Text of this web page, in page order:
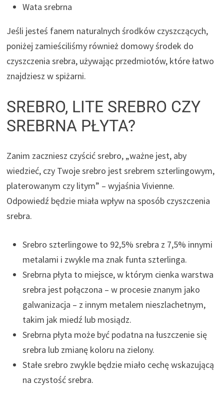
Wata srebrna
Jeśli jesteś fanem naturalnych środków czyszczących,
poniżej zamieściliśmy również domowy środek do
czyszczenia srebra, używając przedmiotów, które łatwo
znajdziesz w spiżarni.
SREBRO, LITE SREBRO CZY
SREBRNA PŁYTA?
Zanim zaczniesz czyścić srebro, „ważne jest, aby
wiedzieć, czy Twoje srebro jest srebrem szterlingowym,
platerowanym czy litym” – wyjaśnia Vivienne.
Odpowiedź będzie miała wpływ na sposób czyszczenia
srebra.
Srebro szterlingowe to 92,5% srebra z 7,5% innymi
metalami i zwykle ma znak funta szterlinga.
Srebrna płyta to miejsce, w którym cienka warstwa
srebra jest połączona – w procesie znanym jako
galwanizacja – z innym metalem nieszlachetnym,
takim jak miedź lub mosiądz.
Srebrna płyta może być podatna na łuszczenie się
srebra lub zmianę koloru na zielony.
Stałe srebro zwykle będzie miało cechę wskazującą
na czystość srebra.